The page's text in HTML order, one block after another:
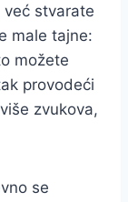
stvarate
male tajne:
možete
provodeći
zvukova,
se